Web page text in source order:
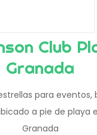
Club
Granada
para eventos,
a pie de playa
Granada